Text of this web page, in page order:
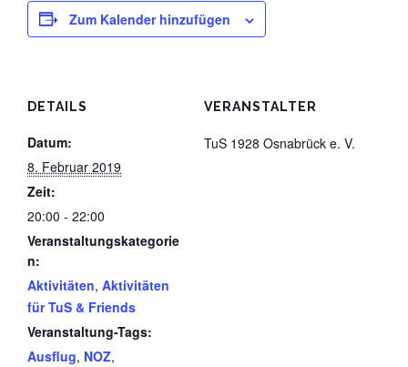
Zum Kalender hinzufügen
DETAILS
Datum:
8. Februar 2019
Zeit:
20:00 - 22:00
Veranstaltungskategorie
n:
Aktivitäten,Aktivitäten
für TuS & Friends
Veranstaltung-Tags:
Ausflug, NOZ,
VERANSTALTER
TuS 1928 Osnabrück e. V.